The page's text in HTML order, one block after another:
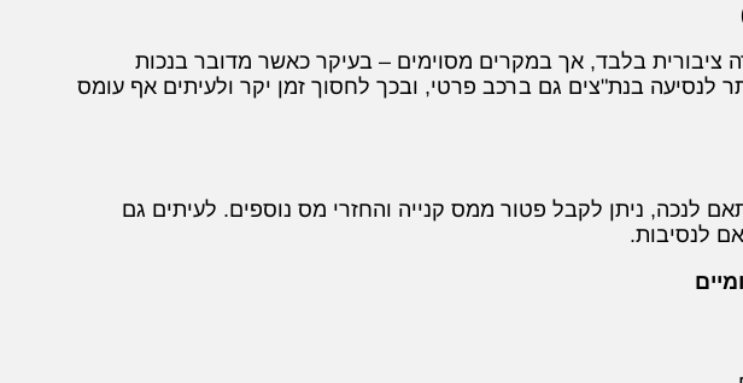
ציבורית בלבד, אך במקרים מסוימים – בעיקר כאשר מדובר בנכות
לנסיעה בנת"צים גם ברכב פרטי, ובכך לחסוך זמן יקר ולעיתים אף עומס
לנכה, ניתן לקבל פטור ממס קנייה והחזרי מס נוספים. לעיתים גם
לנסיבות.